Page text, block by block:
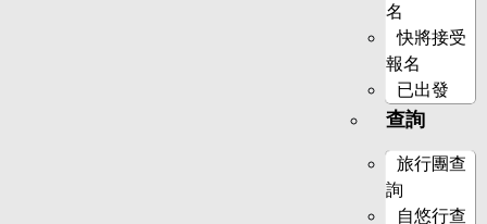
名
快將接受
報名
已出發
查詢
旅行團查
詢
自悠行查